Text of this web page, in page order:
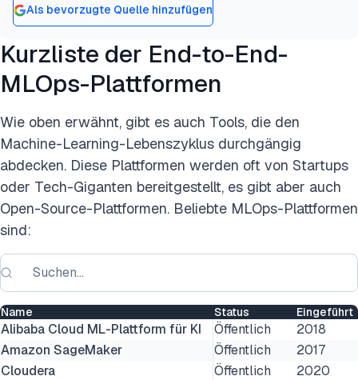
Als bevorzugte Quelle hinzufügen
Kurzliste der End-to-End-
MLOps-Plattformen
Wie oben erwähnt, gibt es auch Tools, die den
Machine-Learning-Lebenszyklus durchgängig
abdecken. Diese Plattformen werden oft von Startups
oder Tech-Giganten bereitgestellt, es gibt aber auch
Open-Source-Plattformen. Beliebte MLOps-Plattformen
sind:
Name Status Eingeführt
Alibaba Cloud ML-Plattform für KI Öffentlich
2018
Amazon SageMaker
Öffentlich
2017
Cloudera
Öffentlich
2020